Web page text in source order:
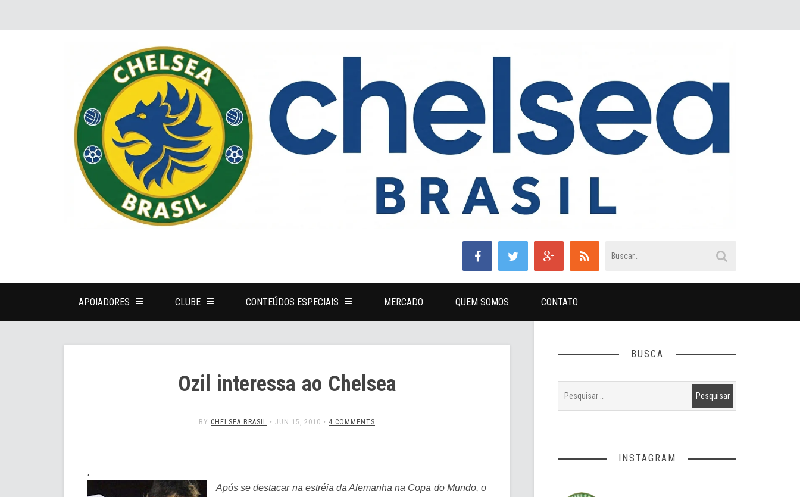
APOIADORES CLUBE CONTEÚDOS ESPECIAIS MERCADO QUEM SOMOS CONTATO
Ozil interessa ao Chelsea
BY CHELSEA BRASIL • JUN 15, 2010 • 4 COMMENTS
.
Após se destacar na estréia da Alemanha na Copa do Mundo, o
BUSCA
INSTAGRAM